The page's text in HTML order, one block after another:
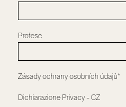
Profese
Zásady ochrany osobních údajů*
Dichiarazione Privacy - CZ